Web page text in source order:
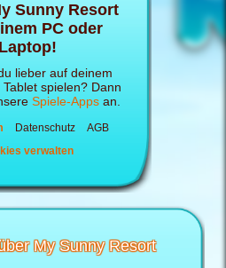
Sunny Resort
PC oder
Laptop!
lieber auf deinem
spielen? Dann
Spiele-Apps an.
Datenschutz
AGB
verwalten
My Sunny Resort